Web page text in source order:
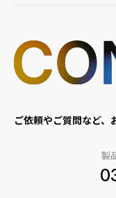
ご依頼やご質問など、
製